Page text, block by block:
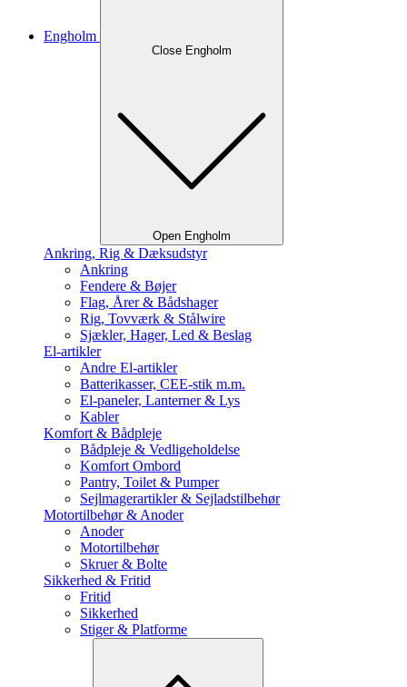
Engholm
Close Engholm
Open Engholm
Ankring, Rig & Dæksudstyr
Ankring
Fendere & Bøjer
Flag, Årer & Bådshager
Rig, Tovværk & Stålwire
Sjækler, Hager, Led & Beslag
El-artikler
Andre El-artikler
Batterikasser, CEE-stik m.m.
El-paneler, Lanterner & Lys
Kabler
Komfort & Bådpleje
Bådpleje & Vedligeholdelse
Komfort Ombord
Pantry, Toilet & Pumper
Sejlmagerartikler & Sejladstilbehør
Motortilbehør & Anoder
Anoder
Motortilbehør
Skruer & Bolte
Sikkerhed & Fritid
Fritid
Sikkerhed
Stiger & Platforme